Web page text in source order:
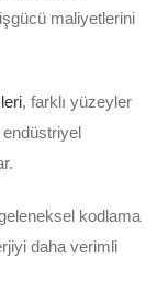
maliyetlerini
, farklı yüzeyler
endüstriyel
kodlama
daha verimli